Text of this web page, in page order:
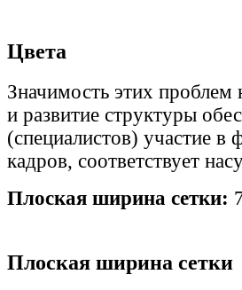
Цвета
Значимость этих проблем
и развитие структуры
(специалистов) участие
кадров, соответствует
Плоская ширина сетки:
Плоская ширина сетки